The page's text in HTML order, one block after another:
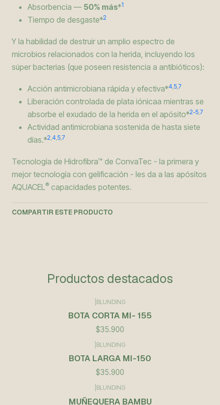
Absorbencia — 50% más*1
Tiempo de desgaste*2
Y la habilidad de destruir un amplio espectro de
microbios relacionados con la herida, incluyendo los
súper bacterias (que poseen resistencia a antibióticos):
Acción antimicrobiana rápida y efectiva*4 5 7
Liberación controlada de plata iónicaa mientras se
absorbe el exudado de la herida en el apósito*2-5 7
Actividad antimicrobiana sostenida de hasta siete
días.*2 4 5 7
Tecnología de Hidrofibra™ de ConvaTec - la primera y
mejor tecnología con gelificación - les da a las apósitos
AQUACEL® capacidades potentes.
COMPARTIR ESTE PRODUCTO
Productos destacados
BLUNDING
BOTA CORTA MI- 155
$35.900
BLUNDING
BOTA LARGA MI-150
$35.900
BLUNDING
MUÑEQUERA BAMBU